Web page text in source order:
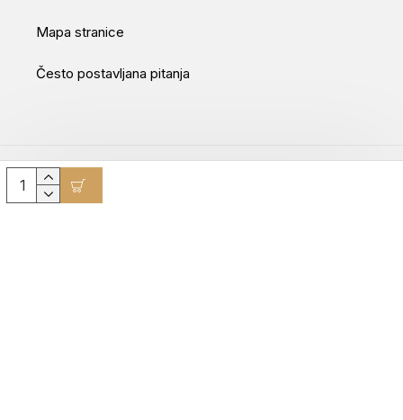
Mapa stranice
Često postavljana pitanja